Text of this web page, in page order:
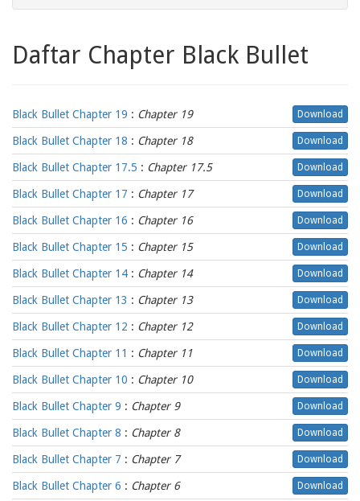
Daftar Chapter Black Bullet
Black Bullet Chapter 19 : Chapter 19 Download
Black Bullet Chapter 18 : Chapter 18 Download
Black Bullet Chapter 17.5 : Chapter 17.5 Download
Black Bullet Chapter 17 : Chapter 17 Download
Black Bullet Chapter 16 : Chapter 16 Download
Black Bullet Chapter 15 : Chapter 15 Download
Black Bullet Chapter 14 : Chapter 14 Download
Black Bullet Chapter 13 : Chapter 13 Download
Black Bullet Chapter 12 : Chapter 12 Download
Black Bullet Chapter 11 : Chapter 11 Download
Black Bullet Chapter 10 : Chapter 10 Download
Black Bullet Chapter 9 : Chapter 9 Download
Black Bullet Chapter 8 : Chapter 8 Download
Black Bullet Chapter 7 : Chapter 7 Download
Black Bullet Chapter 6 : Chapter 6 Download